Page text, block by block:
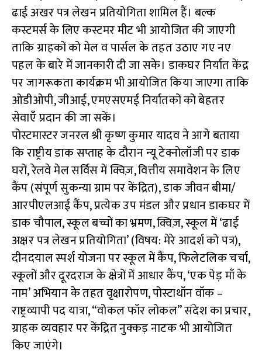
ढाई अखर पत्र लेखन प्रतियोगिता शामिल हैं। बल्क
कस्टमर्स के लिए कस्टमर मीट भी आयोजित की जाएगी
ताकि ग्राहकों को मेल व पार्सल के तहत उठाए गए नए
पहल के बारे में जानकारी दी जा सके। डाकघर निर्यात केंद्र
पर जागरूकता कार्यक्रम भी आयोजित किया जाएगा ताकि
ओडीओपी, जीआई, एमएसएमई निर्यातकों को बेहतर
सेवाएँ प्रदान की जा सकें।
पोस्टमास्टर जनरल श्री कृष्ण कुमार यादव ने आगे बताया
कि राष्ट्रीय डाक सप्ताह के दौरान न्यू टेक्नोलॉजी पर डाक
घरों, रेलवे मेल सर्विस में क्विज़, वित्तीय समावेशन के लिए
कैंप (संपूर्ण सुकन्या ग्राम पर केंद्रित), डाक जीवन बीमा/
आरपीएलआई कैंप, प्रत्येक उप मंडल और प्रधान डाकघर में
डाक चौपाल, स्कूल बच्चों का भ्रमण, क्विज़, स्कूल में ‘ढाई
अक्षर पत्र लेखन प्रतियोगिता’ (विषय: मेरे आदर्श को पत्र),
दीनदयाल स्पर्श योजना पर स्कूल में कैंप, फिलेटलिक चर्चा,
स्कूलों और दूरदराज के क्षेत्रों में आधार कैंप, ‘एक पेड़ माँ के
नाम’ अभियान के तहत वृक्षारोपण, पोस्टाथॉन वॉक –
राष्ट्रव्यापी पद यात्रा, “वोकल फॉर लोकल” संदेश का प्रचार,
ग्राहक व्यवहार पर केंद्रित नुक्कड़ नाटक भी आयोजित
किए जाएंगे।